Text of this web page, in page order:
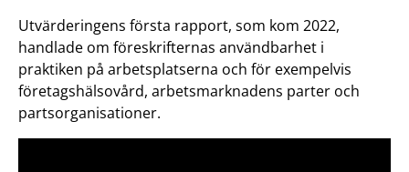
Utvärderingens första rapport, som kom 2022,
handlade om föreskrifternas användbarhet i
praktiken på arbetsplatserna och för exempelvis
företagshälsovård, arbetsmarknadens parter och
partsorganisationer.